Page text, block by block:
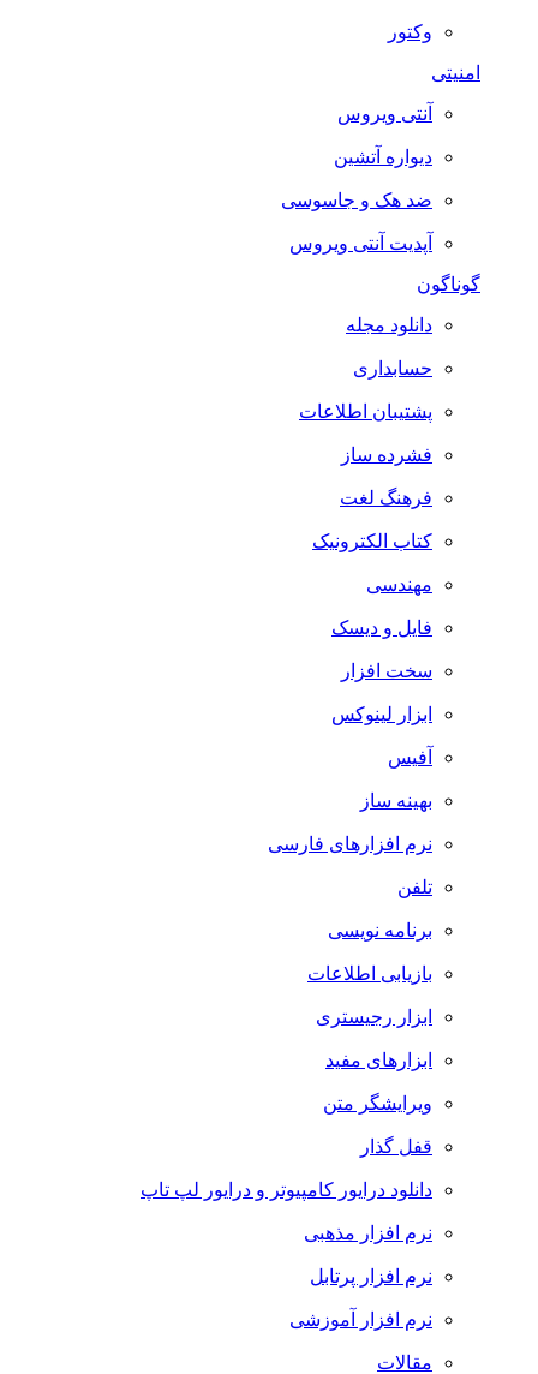
وکتور
امنیتی
آنتی ویروس
دیواره آتشین
ضد هک و جاسوسی
آپدیت آنتی ویروس
گوناگون
دانلود مجله
حسابداری
پشتیبان اطلاعات
فشرده ساز
فرهنگ لغت
کتاب الکترونیک
مهندسی
فایل و دیسک
سخت افزار
ابزار لینوکس
آفیس
بهینه ساز
نرم افزارهای فارسی
تلفن
برنامه نویسی
بازیابی اطلاعات
ابزار رجیستری
ابزارهای مفید
ویرایشگر متن
قفل گذار
دانلود درایور کامپیوتر و درایور لپ تاپ
نرم افزار مذهبی
نرم افزار پرتابل
نرم افزار آموزشی
مقالات